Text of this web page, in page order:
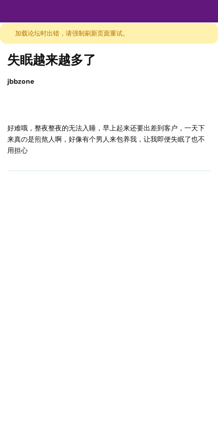
加载论坛时出错，请强制刷新页面重试。
失眠越来越多了
jbbzone
好难哦，整夜整夜的无法入睡，早上起来还要出差到客户，一天下
来真の是煎熬人啊，好像有个男人来包养我，让我即便失眠了也不
用担心